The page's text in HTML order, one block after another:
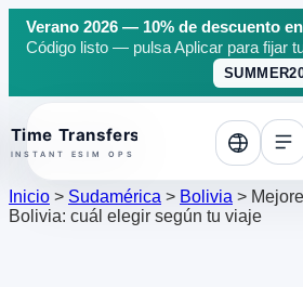
Verano 2026 — 10% de descuento
Código listo — pulsa Aplicar para fijar
top
Inicio > Sudamérica > Bolivia >
Bolivia: cuál elegir según tu viaje